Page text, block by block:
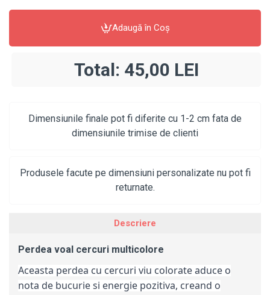
Adaugă în Coş
Total: 45,00 LEI
Dimensiunile finale pot fi diferite cu 1-2 cm fata de
dimensiunile trimise de clienti
Produsele facute pe dimensiuni personalizate nu pot fi
returnate.
Descriere
Perdea voal cercuri multicolore
Aceasta perdea cu cercuri viu colorate aduce o
nota de bucurie si energie pozitiva, creand o